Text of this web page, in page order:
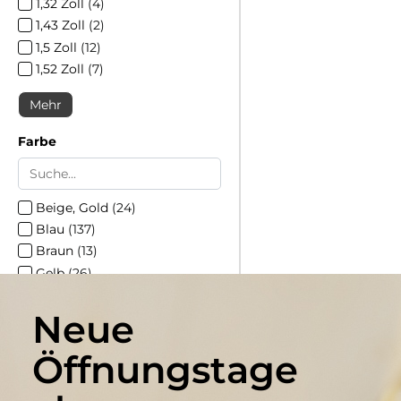
1,32 Zoll (4)
1,43 Zoll (2)
1,5 Zoll (12)
1,52 Zoll (7)
Mehr
Farbe
Beige, Gold (24)
Blau (137)
Braun (13)
Gelb (26)
Mehr
Verfügbarkeit
2150)
Neue
Öffnungstage